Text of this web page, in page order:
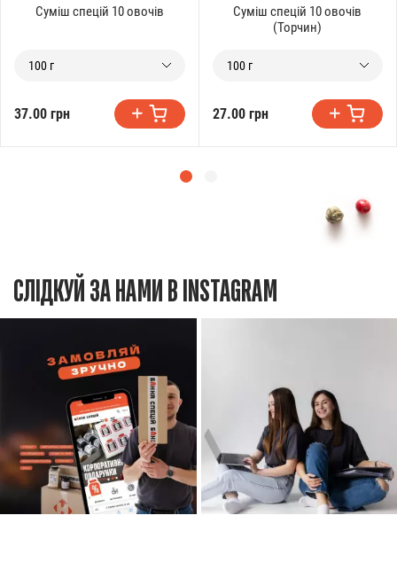
Суміш спецій 10 овочів
100 г
37.00 грн
Суміш спецій 10 овочів
(Торчин)
100 г
27.00 грн
СЛІДКУЙ ЗА НАМИ В INSTAGRAM